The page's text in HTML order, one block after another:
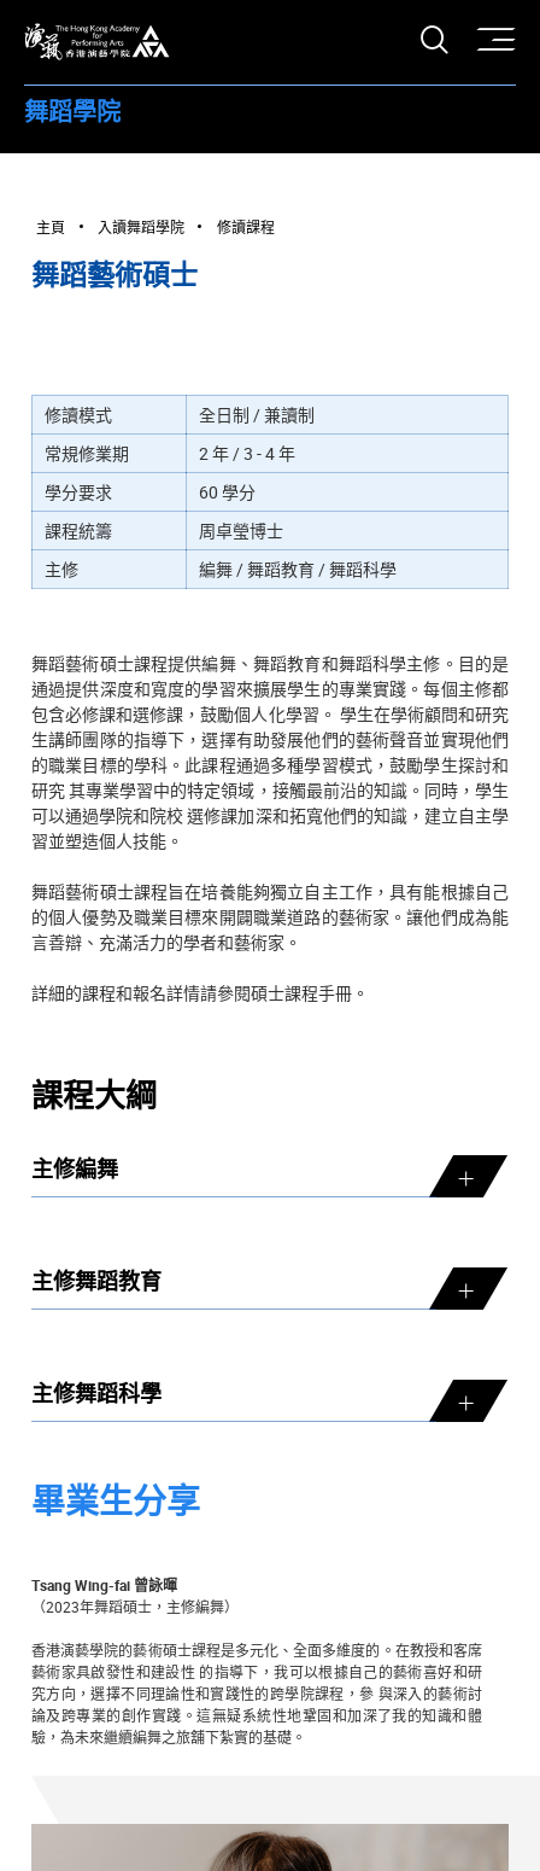
打開
舞蹈學院
主頁 入讀舞蹈學院 修讀課程
舞蹈藝術碩士
修讀模式
全日制 / 兼讀制
常規修業期
2 年 / 3 - 4 年
學分要求
60 學分
課程統籌
周卓瑩博士
主修
編舞 / 舞蹈教育 / 舞蹈科學
舞蹈藝術碩士課程提供編舞、舞蹈教育和舞蹈科學主修。目的是
通過提供深度和寬度的學習來擴展學生的專業實踐。每個主修都
包含必修課和選修課，鼓勵個人化學習。 學生在學術顧問和研究
生講師團隊的指導下，選擇有助發展他們的藝術聲音並實現他們
的職業目標的學科。此課程通過多種學習模式，鼓勵學生探討和
研究 其專業學習中的特定領域，接觸最前沿的知識。同時，學生
可以通過學院和院校 選修課加深和拓寬他們的知識，建立自主學
習並塑造個人技能。
舞蹈藝術碩士課程旨在培養能夠獨立自主工作，具有能根據自己
的個人優勢及職業目標來開闢職業道路的藝術家。讓他們成為能
言善辯、充滿活力的學者和藝術家。
詳細的課程和報名詳情請參閱碩士課程手冊。
課程大綱
主修編舞
主修舞蹈教育
主修舞蹈科學
畢業生分享
Tsang Wing-fai 曾詠暉
（2023年舞蹈碩士，主修編舞）
香港演藝學院的藝術碩士課程是多元化、全面多維度的。在教授和客席
藝術家具啟發性和建設性 的指導下，我可以根據自己的藝術喜好和研
究方向，選擇不同理論性和實踐性的跨學院課程，參 與深入的藝術討
論及跨專業的創作實踐。這無疑系統性地鞏固和加深了我的知識和體
驗，為未來繼續編舞之旅舖下紮實的基礎。